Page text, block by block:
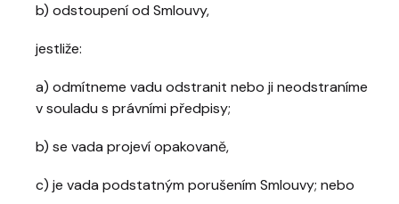
b) odstoupení od Smlouvy,
jestliže:
a) odmítneme vadu odstranit nebo ji neodstraníme
v souladu s právními předpisy;
b) se vada projeví opakovaně,
c) je vada podstatným porušením Smlouvy; nebo